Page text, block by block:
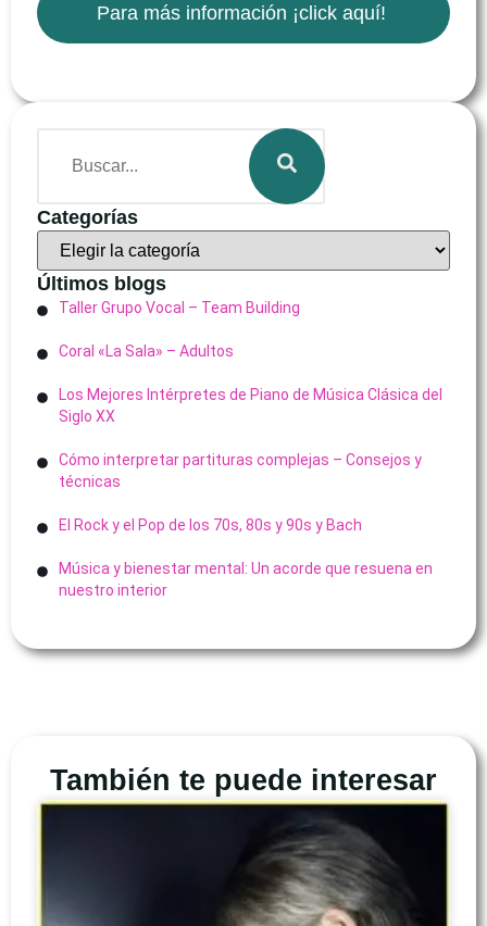
Para más información ¡click aquí!
Categorías
Últimos blogs
Taller Grupo Vocal – Team Building
Coral «La Sala» – Adultos
Los Mejores Intérpretes de Piano de Música Clásica del
Siglo XX
Cómo interpretar partituras complejas – Consejos y
técnicas
El Rock y el Pop de los 70s, 80s y 90s y Bach
Música y bienestar mental: Un acorde que resuena en
nuestro interior
También te puede interesar